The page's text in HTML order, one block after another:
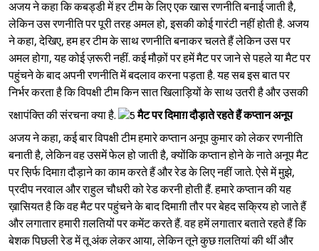
अजय ने कहा कि कबड्डी में हर टीम के लिए एक खास रणनीति बनाई जाती है,
लेकिन उस रणनीति पर पूरी तरह अमल हो, इसकी कोई गारंटी नहीं होती है. अजय
ने कहा, देखिए, हम हर टीम के साथ रणनीति बनाकर चलते हैं लेकिन उस पर
अमल होगा, यह कोई ज़रूरी नहीं. कई मौक़ों पर हमें मैट पर जाने से पहले या मैट पर
पहुंचने के बाद अपनी रणनीति में बदलाव करना पड़ता है. यह सब इस बात पर
निर्भर करता है कि विपक्षी टीम किन सात खिलाड़ियों के साथ उतरी है और उसकी
रक्षापंक्ति की संरचना क्या है.
मैट पर दिमाग़ दौड़ाते रहते हैं कप्तान अनूप
अजय ने कहा, कई बार विपक्षी टीम हमारे कप्तान अनूप कुमार को लेकर रणनीति
बनाती है, लेकिन वह उसमें फेल हो जाती है, क्योंकि कप्तान होने के नाते अनूप मैट
पर स़िर्फ दिमाग़ दौड़ाने का काम करते हैं और रेड के लिए नहीं जाते. ऐसे में मुझे,
प्रदीप नरवाल और राहुल चौधरी को रेड करनी होती हैं. हमारे कप्तान की यह
ख़ासियत है कि वह मैट पर पहुंचने के बाद दिमाग़ी तौर पर बेहद सक्रिय हो जाते हैं
और लगातार हमारी ग़लतियों पर कमेंट करते हैं. वह हमें लगातार बताते रहते हैं कि
बेशक पिछली रेड में तू अंक लेकर आया, लेकिन तूने कुछ ग़लतियां की थीं और